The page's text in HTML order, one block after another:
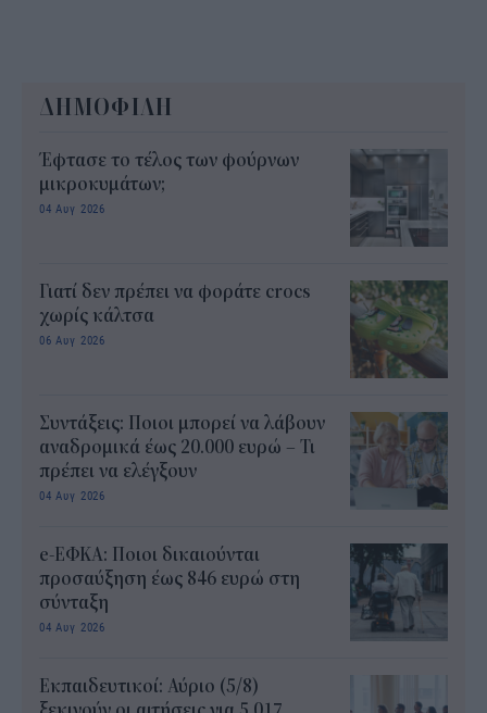
ΔΗΜΟΦΙΛΗ
Έφτασε το τέλος των φούρνων
μικροκυμάτων;
04 Αυγ 2026
Γιατί δεν πρέπει να φοράτε crocs
χωρίς κάλτσα
06 Αυγ 2026
Συντάξεις: Ποιοι μπορεί να λάβουν
αναδρομικά έως 20.000 ευρώ – Τι
πρέπει να ελέγξουν
04 Αυγ 2026
e-ΕΦΚΑ: Ποιοι δικαιούνται
προσαύξηση έως 846 ευρώ στη
σύνταξη
04 Αυγ 2026
Εκπαιδευτικοί: Αύριο (5/8)